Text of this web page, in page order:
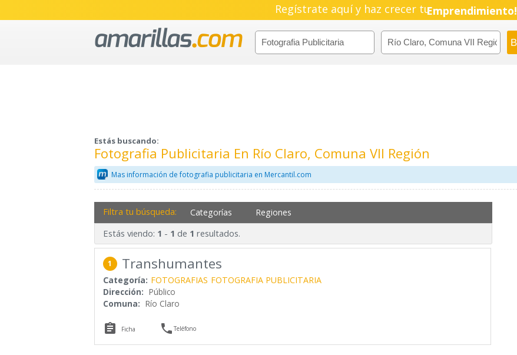
Regístrate aquí y haz crecer tuEmprendimiento!
Estás buscando:
Fotografia Publicitaria En Río Claro, Comuna VII Región
Mas información de fotografia publicitaria en Mercantil.com
Filtra tu búsqueda: Categorías Regiones
Estás viendo: 1 - 1 de 1 resultados.
1 Transhumantes
Categoría: FOTOGRAFIAS FOTOGRAFIA PUBLICITARIA
Dirección: Público
Comuna: Río Claro
 Ficha Teléfono